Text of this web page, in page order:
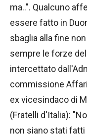
ma..". Qualcuno
essere fatto in
sbaglia alla fine
sempre le forze
intercettato
commissione
ex vicesindaco di
(Fratelli d'Italia):
non siano stati fatti